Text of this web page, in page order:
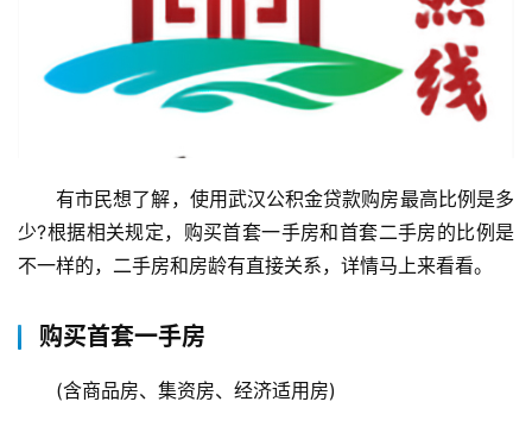
有市民想了解，使用武汉公积金贷款购房最高比例是多
少?根据相关规定，购买首套一手房和首套二手房的比例是
不一样的，二手房和房龄有直接关系，详情马上来看看。
购买首套一手房
(含商品房、集资房、经济适用房)